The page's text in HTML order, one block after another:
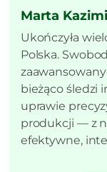
Marta
Ukończyła
Polska.
bieżąco śledzi
uprawie
produkcji — z
efektywne,